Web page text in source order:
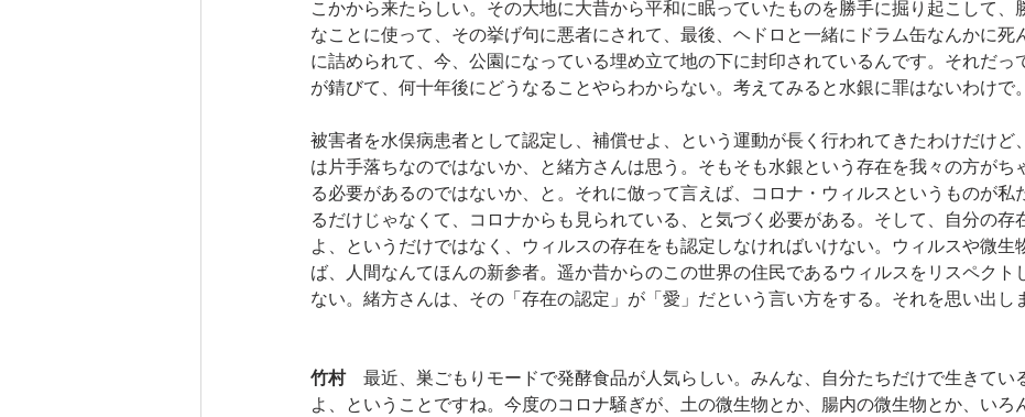
こかから来たらしい。その大地に大昔から平和に眠っていたものを勝手に掘り起こして、
なことに使って、その挙げ句に悪者にされて、最後、ヘドロと一緒にドラム缶なんかに死
に詰められて、今、公園になっている埋め立て地の下に封印されているんです。それだっ
が錆びて、何十年後にどうなることやらわからない。考えてみると水銀に罪はないわけで。
被害者を水俣病患者として認定し、補償せよ、という運動が長く行われてきたわけだけど
は片手落ちなのではないか、と緒方さんは思う。そもそも水銀という存在を我々の方がち
る必要があるのではないか、と。それに倣って言えば、コロナ・ウィルスというものが私
るだけじゃなくて、コロナからも見られている、と気づく必要がある。そして、自分の存
よ、というだけではなく、ウィルスの存在をも認定しなければいけない。ウィルスや微生
ば、人間なんてほんの新参者。遥か昔からのこの世界の住民であるウィルスをリスペクト
ない。緒方さんは、その「存在の認定」が「愛」だという言い方をする。それを思い出し
竹村 最近、巣ごもりモードで発酵食品が人気らしい。みんな、自分たちだけで生きてい
よ、ということですね。今度のコロナ騒ぎが、土の微生物とか、腸内の微生物とか、いろ